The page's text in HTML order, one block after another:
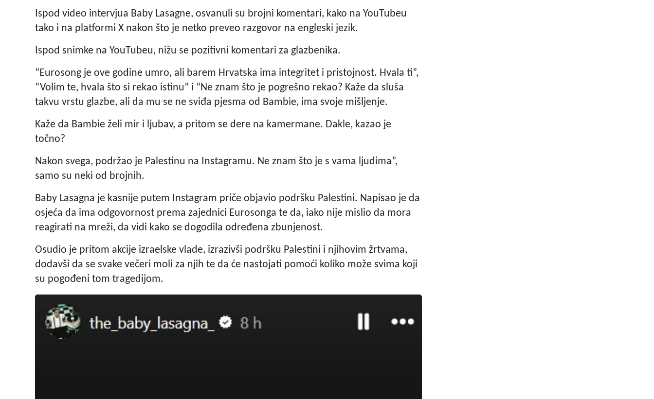
Ispod video intervjua Baby Lasagne, osvanuli su brojni komentari, kako na YouTubeu
tako i na platformi X nakon što je netko preveo razgovor na engleski jezik.
Ispod snimke na YouTubeu, nižu se pozitivni komentari za glazbenika.
“Eurosong je ove godine umro, ali barem Hrvatska ima integritet i pristojnost. Hvala ti”,
“Volim te, hvala što si rekao istinu” i “Ne znam što je pogrešno rekao? Kaže da sluša
takvu vrstu glazbe, ali da mu se ne sviđa pjesma od Bambie, ima svoje mišljenje.
Kaže da Bambie želi mir i ljubav, a pritom se dere na kamermane. Dakle, kazao je
točno?
Nakon svega, podržao je Palestinu na Instagramu. Ne znam što je s vama ljudima”,
samo su neki od brojnih.
Baby Lasagna je kasnije putem Instagram priče objavio podršku Palestini. Napisao je da
osjeća da ima odgovornost prema zajednici Eurosonga te da, iako nije mislio da mora
reagirati na mreži, da vidi kako se dogodila određena zbunjenost.
Osudio je pritom akcije izraelske vlade, izrazivši podršku Palestini i njihovim žrtvama,
dodavši da se svake večeri moli za njih te da će nastojati pomoći koliko može svima koji
su pogođeni tom tragedijom.